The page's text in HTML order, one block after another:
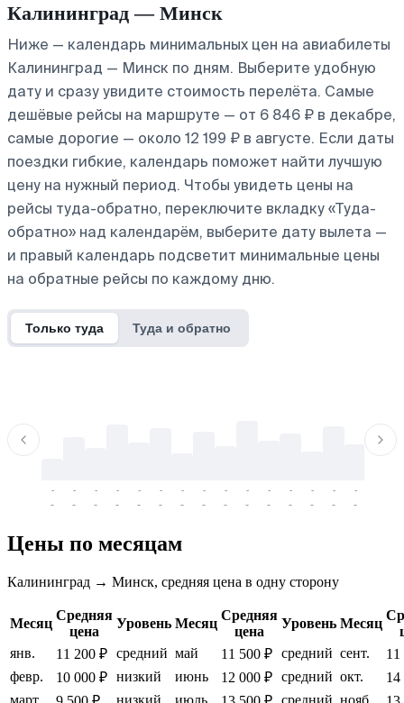
Калининград — Минск
Ниже — календарь минимальных цен на авиабилеты
Калининград — Минск по дням. Выберите удобную
дату и сразу увидите стоимость перелёта. Самые
дешёвые рейсы на маршруте — от 6 846 ₽ в декабре,
самые дорогие — около 12 199 ₽ в августе. Если даты
поездки гибкие, календарь поможет найти лучшую
цену на нужный период. Чтобы увидеть цены на
рейсы туда-обратно, переключите вкладку «Туда-
обратно» над календарём, выберите дату вылета —
и правый календарь подсветит минимальные цены
на обратные рейсы по каждому дню.
Только туда Туда и обратно
-
-
-
-
-
-
-
-
-
-
-
-
-
-
-
-
-
-
-
-
-
-
-
-
-
-
-
-
-
-
Цены по месяцам
Калининград → Минск, средняя цена в одну сторону
Месяц
Средняя
цена
Уровень Месяц
Средняя
цена
Уровень Месяц
янв.
11 200 ₽ средний май 11 500 ₽ средний сент.
11
февр.
10 000 ₽ низкий июнь 12 000 ₽ средний окт.
14